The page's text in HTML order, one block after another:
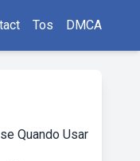
Tos DMCA
Quando Usar